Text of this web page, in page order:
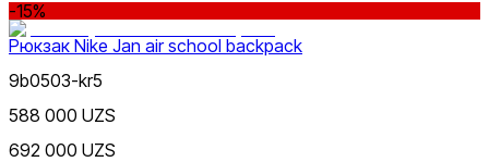
-15%
Рюкзак Nike Jan air school backpack
9b0503-kr5
588 000 UZS
692 000 UZS